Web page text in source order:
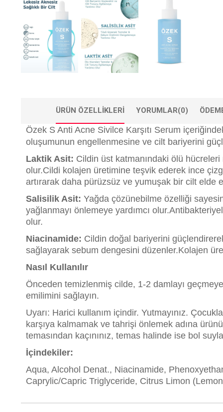
ÜRÜN ÖZELLIKLERI YORUMLAR(0)
Özek S Anti Acne Sivilce Karşıtı Serum
oluşumunun engellenmesine ve cilt bariyerini
Laktik Asit: Cildin üst katmanındaki ölü
olur.Cildi kolajen üretimine teşvik ederek ince
artırarak daha pürüzsüz ve yumuşak bir cilt elde
Salisilik Asit: Yağda çözünebilme özelliği
yağlanmayı önlemeye yardımcı
olur.
Niacinamide: Cildin doğal bariyerini
sağlayarak sebum dengesini düzenler.Kolajen
Nasıl Kullanılır
Önceden temizlenmiş cilde, 1-2 damlayı
emilimini sağlayın.
Uyarı: Harici kullanım içindir. Yutmayınız.
karşıya kalmamak ve tahrişi önlemek adına
temasından kaçınınız, temas halinde ise bol
İçindekiler:
Aqua, Alcohol Denat., Niacinamide,
Caprylic/Capric Triglyceride, Citrus Limon